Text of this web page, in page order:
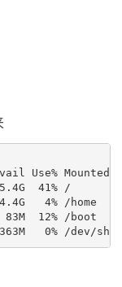
Use% Mounted
41% /
4% /home
12% /boot